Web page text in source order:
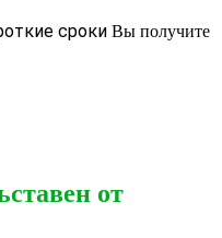
сроки Вы получите
от